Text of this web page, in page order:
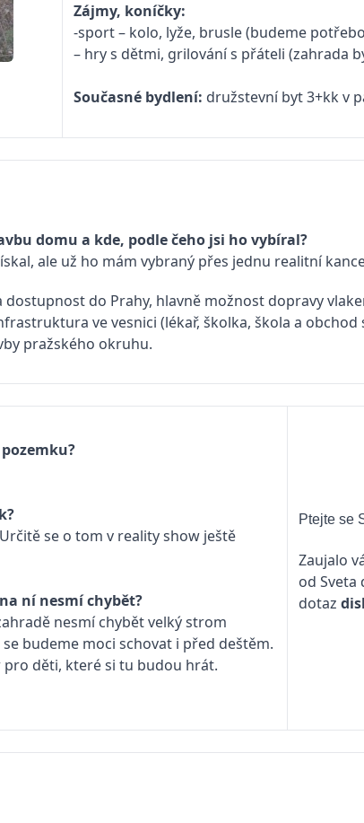
Zájmy, koníčky:
-sport – kolo, lyže, brusle (budeme
– hry s dětmi, grilování s přáteli (zahrada
Současné bydlení: družstevní byt 3+kk v
domu a kde, podle čeho jsi ho vybíral?
ale už ho mám vybraný přes jednu realitní
dostupnost do Prahy, hlavně možnost dopravy
ve vesnici (lékař, školka, škola a
pražského okruhu.
se o tom v reality show ještě
ní nesmí chybět?
nesmí chybět velký strom
budeme moci schovat i před deštěm.
děti, které si tu budou hrát.
Ptejte se
Zaujalo
od Sveta
dotaz